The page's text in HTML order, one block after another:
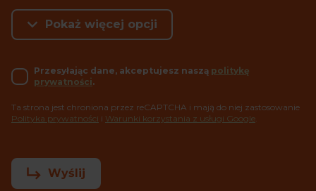
Pokaż więcej opcji
Przesyłając dane, akceptujesz naszą politykę
prywatności.
Ta strona jest chroniona przez reCAPTCHA i mają do niej zastosowanie
Polityka prywatności i Warunki korzystania z usługi Google.
Wyślij